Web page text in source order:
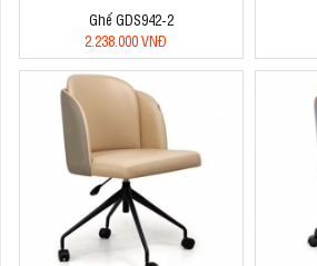
Ghế GDS942-2
2.238.000 VNĐ